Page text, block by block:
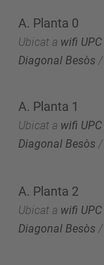
A. Planta 0
Ubicat a wifi UPC
Diagonal Besòs /
A. Planta 1
Ubicat a wifi UPC
Diagonal Besòs /
A. Planta 2
Ubicat a wifi UPC
Diagonal Besòs /